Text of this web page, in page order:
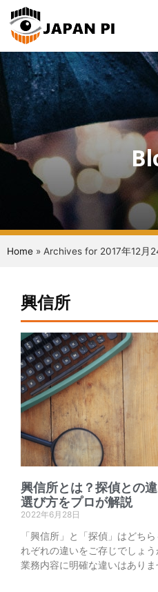
Home » Archives for 2017年12月
興信所
興信所とは？探偵との
選び方をプロが解説
2022年6月28日
「興信所」と「探偵」はどち
れぞれの違いをご存じでしょ
業務内容に明確な違いはありま